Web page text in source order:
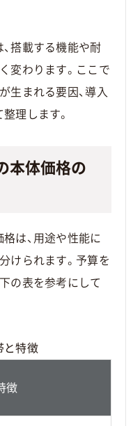
搭載する機能や耐
変わります。ここで
生まれる要因、導入
理します。
本体価格の
は、用途や性能に
けられます。予算を
の表を参考にして
と特徴
徴